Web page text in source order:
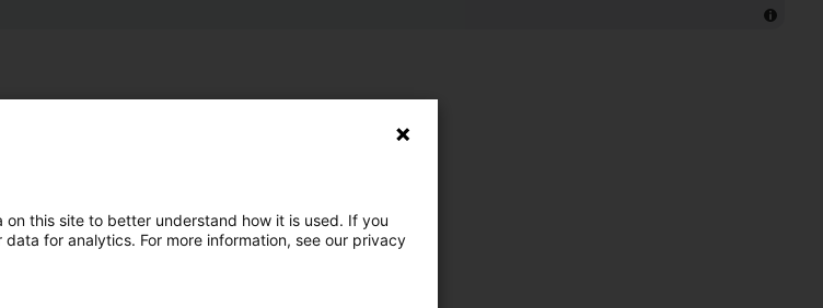
this site to better understand how it is used. If you
for analytics. For more information, see our privacy